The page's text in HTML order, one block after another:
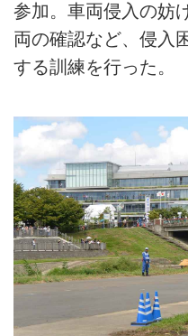
参加。車両侵入の妨
両の確認など、侵入
する訓練を行った。